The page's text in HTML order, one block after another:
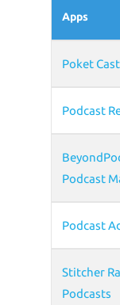
Apps
Poket
Podcast
Podcast
Podcast
Stitcher
Podcasts